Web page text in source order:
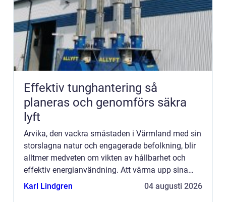
Effektiv tunghantering så
planeras och genomförs säkra
lyft
Arvika, den vackra småstaden i Värmland med sin
storslagna natur och engagerade befolkning, blir
alltmer medveten om vikten av hållbarhet och
effektiv energianvändning. Att värma upp sina
hem på ett energieffektivt oc...
Karl Lindgren 04 augusti 2026